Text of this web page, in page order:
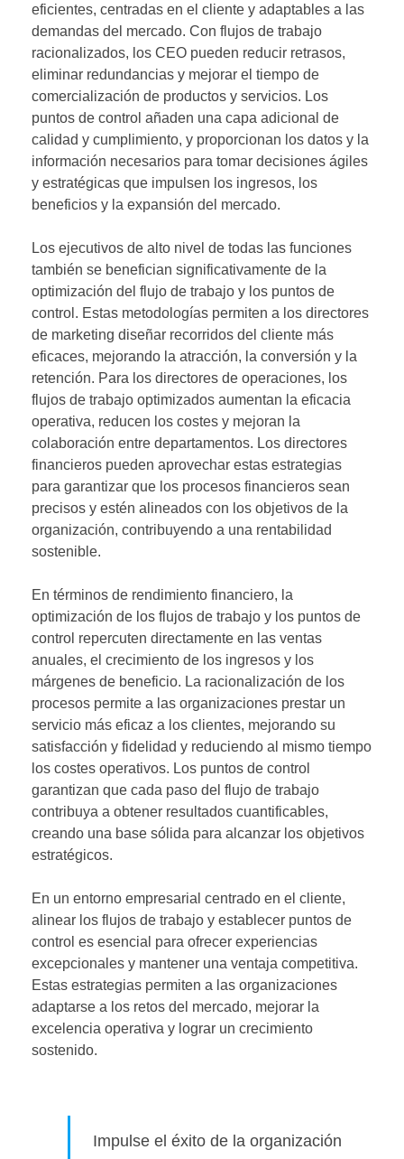
eficientes, centradas en el cliente y adaptables a las
demandas del mercado. Con flujos de trabajo
racionalizados, los CEO pueden reducir retrasos,
eliminar redundancias y mejorar el tiempo de
comercialización de productos y servicios. Los
puntos de control añaden una capa adicional de
calidad y cumplimiento, y proporcionan los datos y la
información necesarios para tomar decisiones ágiles
y estratégicas que impulsen los ingresos, los
beneficios y la expansión del mercado.
Los ejecutivos de alto nivel de todas las funciones
también se benefician significativamente de la
optimización del flujo de trabajo y los puntos de
control. Estas metodologías permiten a los directores
de marketing diseñar recorridos del cliente más
eficaces, mejorando la atracción, la conversión y la
retención. Para los directores de operaciones, los
flujos de trabajo optimizados aumentan la eficacia
operativa, reducen los costes y mejoran la
colaboración entre departamentos. Los directores
financieros pueden aprovechar estas estrategias
para garantizar que los procesos financieros sean
precisos y estén alineados con los objetivos de la
organización, contribuyendo a una rentabilidad
sostenible.
En términos de rendimiento financiero, la
optimización de los flujos de trabajo y los puntos de
control repercuten directamente en las ventas
anuales, el crecimiento de los ingresos y los
márgenes de beneficio. La racionalización de los
procesos permite a las organizaciones prestar un
servicio más eficaz a los clientes, mejorando su
satisfacción y fidelidad y reduciendo al mismo tiempo
los costes operativos. Los puntos de control
garantizan que cada paso del flujo de trabajo
contribuya a obtener resultados cuantificables,
creando una base sólida para alcanzar los objetivos
estratégicos.
En un entorno empresarial centrado en el cliente,
alinear los flujos de trabajo y establecer puntos de
control es esencial para ofrecer experiencias
excepcionales y mantener una ventaja competitiva.
Estas estrategias permiten a las organizaciones
adaptarse a los retos del mercado, mejorar la
excelencia operativa y lograr un crecimiento
sostenido.
Impulse el éxito de la organización